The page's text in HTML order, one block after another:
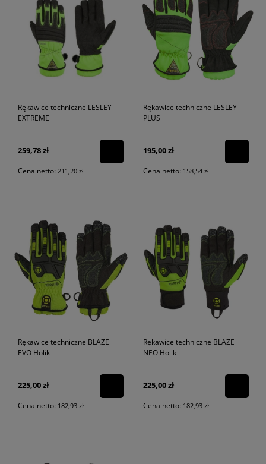
Rękawice techniczne LESLEY
EXTREME
259,78 zł
Cena netto: 211,20 zł
Rękawice techniczne LESLEY
PLUS
195,00 zł
Cena netto: 158,54 zł
Rękawice techniczne BLAZE
EVO Holik
225,00 zł
Cena netto: 182,93 zł
Rękawice techniczne BLAZE
NEO Holik
225,00 zł
Cena netto: 182,93 zł